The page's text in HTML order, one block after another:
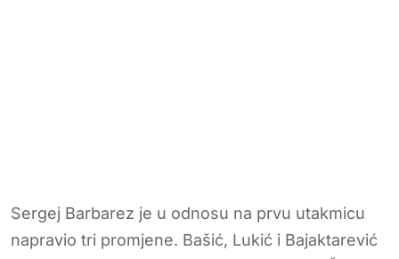
Sergej Barbarez je u odnosu na prvu utakmicu
napravio tri promjene. Bašić, Lukić i Bajaktarević